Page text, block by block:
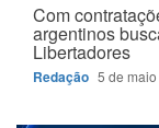
Com
argentinos
Libertadores
Redação 5 de